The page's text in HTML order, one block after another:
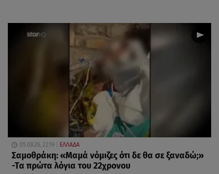
05.08.26, 22:19 ΕΛΛΑΔΑ
Σαμοθράκη: «Μαμά νόμιζες ότι δε θα σε ξαναδώ;»
-Τα πρώτα λόγια του 22χρονου